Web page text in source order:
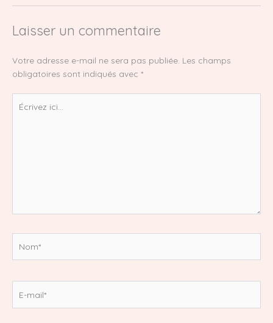
Laisser un commentaire
Votre adresse e-mail ne sera pas publiée. Les champs
obligatoires sont indiqués avec *
ici…
mail*